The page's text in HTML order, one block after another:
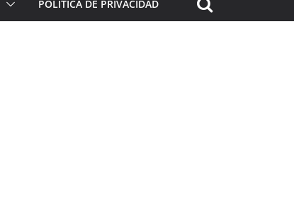
POLÍTICA DE PRIVACIDAD